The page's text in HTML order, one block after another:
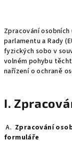
Zpracování
parlamentu a Rady
fyzických sobo v
volném pohybu
nařízení o ochraně
I.
A. Zpracování
formuláře